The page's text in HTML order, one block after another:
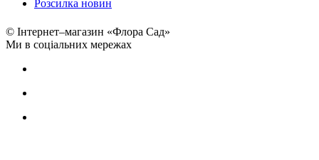
Розсилка новин
© Інтернет–магазин «Флора Сад»
Ми в соціальних мережах